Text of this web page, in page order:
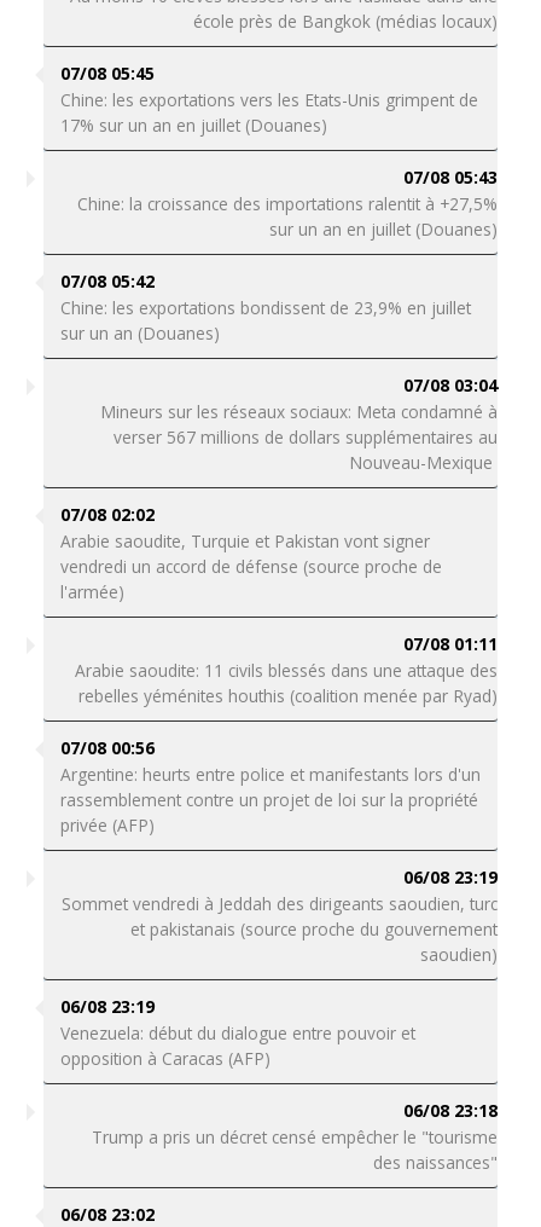
école près de Bangkok (médias locaux)
07/08 05:45
Chine: les exportations vers les Etats-Unis grimpent de
17% sur un an en juillet (Douanes)
07/08 05:43
Chine: la croissance des importations ralentit à +27,5%
sur un an en juillet (Douanes)
07/08 05:42
Chine: les exportations bondissent de 23,9% en juillet
sur un an (Douanes)
07/08 03:04
Mineurs sur les réseaux sociaux: Meta condamné à
verser 567 millions de dollars supplémentaires au
Nouveau-Mexique
07/08 02:02
Arabie saoudite, Turquie et Pakistan vont signer
vendredi un accord de défense (source proche de
l'armée)
07/08 01:11
Arabie saoudite: 11 civils blessés dans une attaque des
rebelles yéménites houthis (coalition menée par Ryad)
07/08 00:56
Argentine: heurts entre police et manifestants lors d'un
rassemblement contre un projet de loi sur la propriété
privée (AFP)
06/08 23:19
Sommet vendredi à Jeddah des dirigeants saoudien, turc
et pakistanais (source proche du gouvernement
saoudien)
06/08 23:19
Venezuela: début du dialogue entre pouvoir et
opposition à Caracas (AFP)
06/08 23:18
Trump a pris un décret censé empêcher le "tourisme
des naissances"
06/08 23:02